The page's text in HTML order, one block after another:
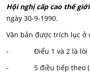
Hội nghị cấp cao thế
ngày 30-9-1990.
Văn bản được trích lục ở
- Điểu 1 và 2 là lòi
- 5 điều tiếp theo (3 -